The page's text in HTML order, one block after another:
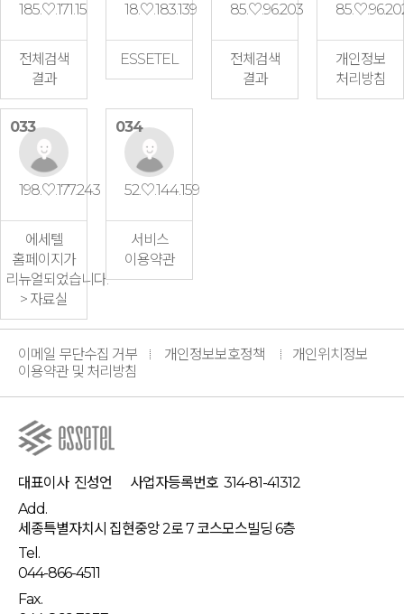
185.♡.171.15
전체검색
결과
18.♡.183.139
ESSETEL
85.♡.96.203
전체검색
결과
개인정보
처리방침
033
198.♡.177.243
에세텔
홈페이지가
리뉴얼되었습니다.
> 자료실
034
52.♡.144.159
서비스
이용약관
이메일 무단수집 거부 개인정보보호정책
개인위치정보
이용약관 및 처리방침
대표이사 진성언 사업자등록번호 314-81-41312
Add.
세종특별자치시 집현중앙 2로 7 코스모스빌딩 6층
Tel.
044-866-4511
Fax.